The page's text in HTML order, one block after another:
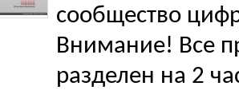
сообщество
Внимание! Все
разделен на 2